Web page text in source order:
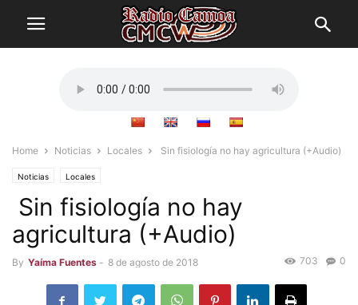
Home Noticias Locales Sin fisiología no hay agricultura (+Audio)
Noticias Locales
Sin fisiología no hay
agricultura (+Audio)
By Yaíma Fuentes - 8 de agosto de 2018 0
703